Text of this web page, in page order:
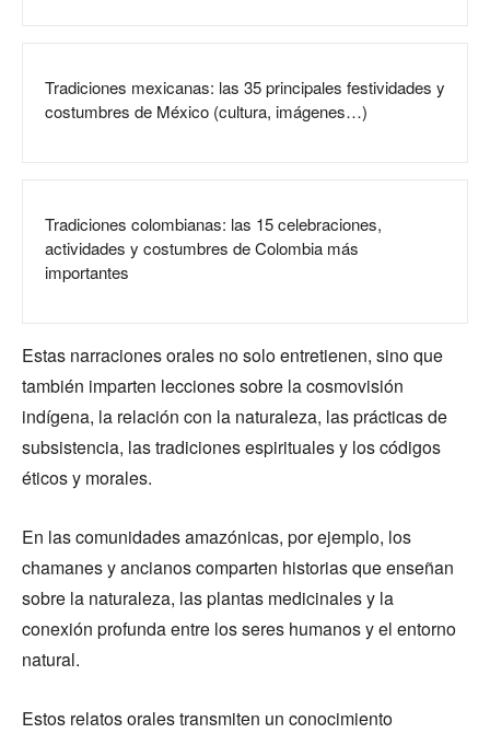
Tradiciones mexicanas: las 35 principales festividades y
costumbres de México (cultura, imágenes…)
Tradiciones colombianas: las 15 celebraciones,
actividades y costumbres de Colombia más
importantes
Estas narraciones orales no solo entretienen, sino que
también imparten lecciones sobre la cosmovisión
indígena, la relación con la naturaleza, las prácticas de
subsistencia, las tradiciones espirituales y los códigos
éticos y morales.
En las comunidades amazónicas, por ejemplo, los
chamanes y ancianos comparten historias que enseñan
sobre la naturaleza, las plantas medicinales y la
conexión profunda entre los seres humanos y el entorno
natural.
Estos relatos orales transmiten un conocimiento